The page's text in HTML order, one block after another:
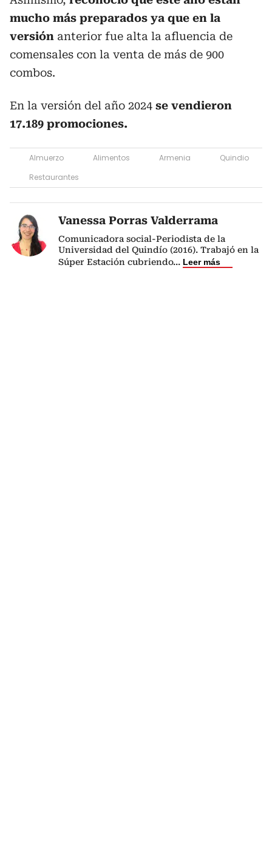
mucho más preparados ya que en la
versión anterior fue alta la afluencia de
comensales con la venta de más de 900
combos.
En la versión del año 2024 se vendieron
17.189 promociones.
Almuerzo Alimentos Armenia
Quindio
Restaurantes
Vanessa Porras Valderrama
Comunicadora social-Periodista de la
Universidad del Quindío (2016). Trabajó en la
Súper Estación cubriendo... Leer más